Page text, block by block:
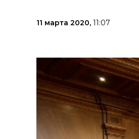
11 марта 2020, 11:07